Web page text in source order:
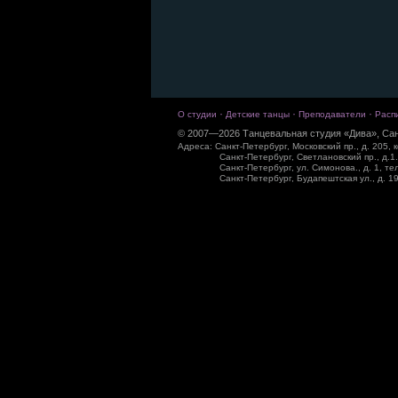
О студии · Детские танцы· Преподаватели ·
© 2007—2026 Танцевальная студия «Дива»,
Адреса: Санкт-Петербург, Московский пр., д. 205,
Санкт-Петербург, Светлановский пр.,
Санкт-Петербург, ул. Симонова., д. 1,
Санкт-Петербург, Будапештская ул., д.